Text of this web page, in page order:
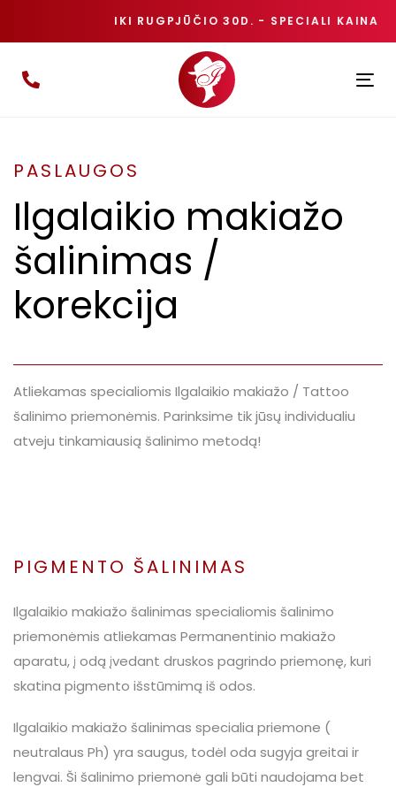
IKI RUGPJŪČIO 30D. - SPECIALI KAINA
PASLAUGOS
Ilgalaikio makiažo
šalinimas /
korekcija
Atliekamas specialiomis Ilgalaikio makiažo / Tattoo
šalinimo priemonėmis. Parinksime tik jūsų individualiu
atveju tinkamiausią šalinimo metodą!
PIGMENTO ŠALINIMAS
Ilgalaikio makiažo šalinimas specialiomis šalinimo
priemonėmis atliekamas Permanentinio makiažo
aparatu, į odą įvedant druskos pagrindo priemonę, kuri
skatina pigmento išstūmimą iš odos.
Ilgalaikio makiažo šalinimas specialia priemone (
neutralaus Ph) yra saugus, todėl oda sugyja greitai ir
lengvai. Ši šalinimo priemonė gali būti naudojama bet